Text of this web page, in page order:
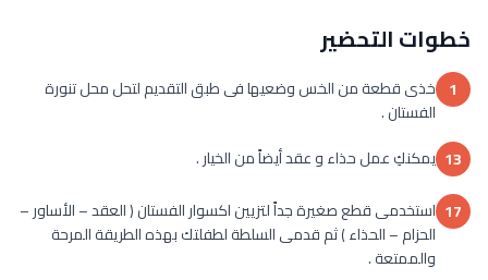
خطوات التحضير
1 خذى قطعة من الخس وضعيها فى طبق التقديم لتحل محل تنورة
الفستان .
13 يمكنكِ عمل حذاء و عقد أيضاً من الخيار .
17 استخدمى قطع صغيرة جداً لتزيين اكسوار الفستان ( العقد – الأساور –
الحزام – الحذاء ) ثم قدمى السلطة لطفلتك بهذه الطريقة المرحة
والممتعة .